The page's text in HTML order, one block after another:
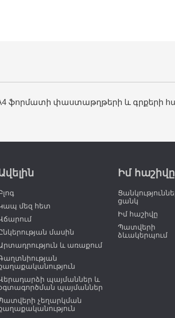
ֆորմատի փաստաթղթերի և գրքերի
մեզ հետ
մասին
և առաքում
պայմաններ և
պայմաններ
չեղարկման
Իմ հաշիվը
ցանկ
Իմ հաշիվը
Պատվերի
ձևակերպում